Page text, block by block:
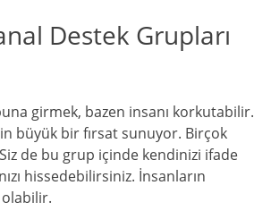
Destek Grupları
girmek, bazen insanı korkutabilir.
büyük bir fırsat sunuyor. Birçok
de bu grup içinde kendinizi ifade
hissedebilirsiniz. İnsanların